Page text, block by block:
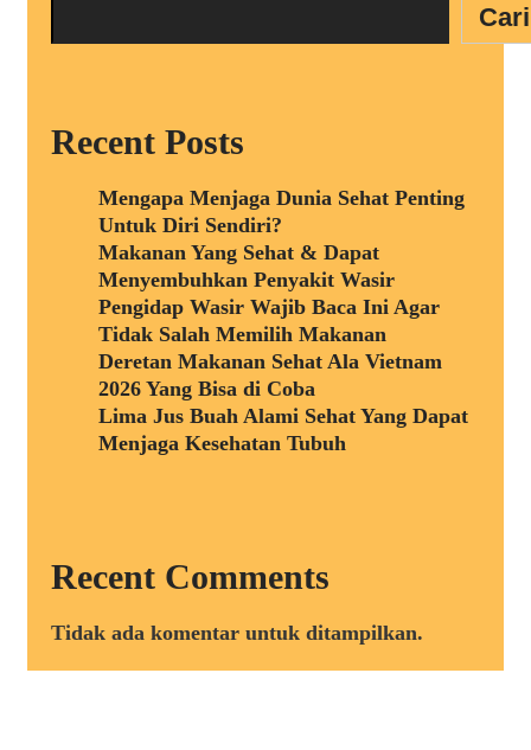
Cari
Recent Posts
Mengapa Menjaga Dunia Sehat Penting
Untuk Diri Sendiri?
Makanan Yang Sehat & Dapat
Menyembuhkan Penyakit Wasir
Pengidap Wasir Wajib Baca Ini Agar
Tidak Salah Memilih Makanan
Deretan Makanan Sehat Ala Vietnam
2026 Yang Bisa di Coba
Lima Jus Buah Alami Sehat Yang Dapat
Menjaga Kesehatan Tubuh
Recent Comments
Tidak ada komentar untuk ditampilkan.